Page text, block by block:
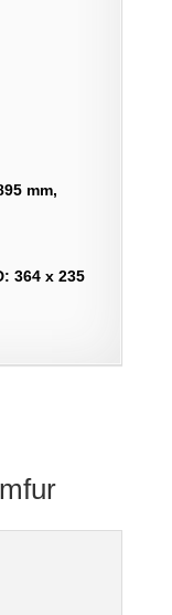
mm,
364 x 235